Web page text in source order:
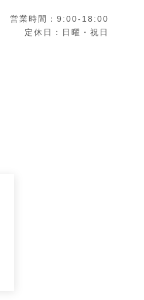
営業時間：9:00-18:00
定休日：日曜・祝日